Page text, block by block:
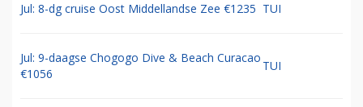
Jul: 8-dg cruise Oost Middellandse Zee €1235 TUI
Jul: 9-daagse Chogogo Dive & Beach Curacao
€1056
TUI